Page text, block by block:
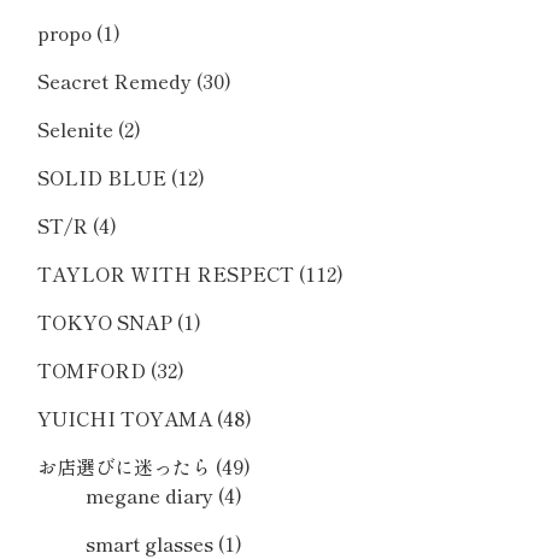
propo (1)
Seacret Remedy (30)
Selenite (2)
SOLID BLUE (12)
ST/R (4)
TAYLOR WITH RESPECT (112)
TOKYO SNAP (1)
TOMFORD (32)
YUICHI TOYAMA(48)
お店選びに迷ったら (49)
megane diary (4)
smart glasses (1)